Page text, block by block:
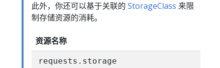
此外，你还可以基于关联的 StorageClass 来限
制存储资源的消耗。
资源名称
requests.storage